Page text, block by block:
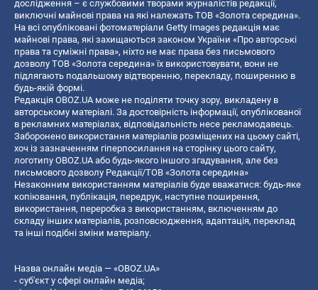
дослідження – є службовими творами журналістів редакції,
виключні майнові права на які належать ТОВ «Золота середина».
На всі опубліковані фотоматеріали Getty Images редакція має
майнові права, які захищаються законом України «Про авторські
права та суміжні права», ніхто не має права без письмового
дозволу ТОВ «Золота середина» їх використовувати, вони не
підлягають подальшому відтворенню, перекладу, поширенню в
будь-якій формі.
Редакція OBOZ.UA може не поділяти точку зору, викладену в
авторському матеріалі. За достовірність інформації, опублікованої
в рекламних матеріалах, відповідальність несе рекламодавець.
Заборонено використання матеріалів розміщених на цьому сайті,
хоч із зазначенням гіперпосилання на сторінку цього сайту,
логотипу OBOZ.UA або будь-якого іншого згадування, але без
письмового дозволу Редакції/ТОВ «Золота середина»
Незаконним використанням матеріалів буде вважатися: будь-яке
копiювання, публiкацiя, передрук, наступне поширення,
використання, переробка з використанням, включенням до
складу інших матеріалів, розповсюдження, адаптація, переклад
та інші подібні зміни матеріалу.
Назва онлайн медіа — «OBOZ.UA»
- суб'єкт у сфері онлайн медіа;